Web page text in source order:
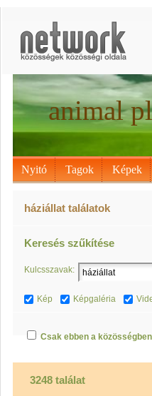
animal
Nyitó Tagok Képek
háziállat találatok
Keresés szűkítése
Kulcsszavak:
Kép Képgaléria
Csak ebben a közösségben
3248 találat